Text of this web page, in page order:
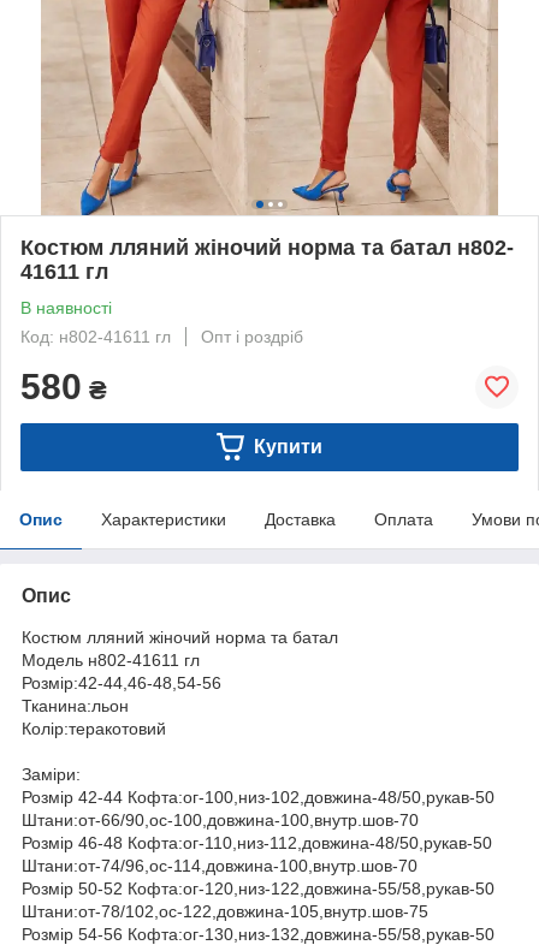
Костюм лляний жіночий норма та батал н802-
41611 гл
В наявності
Код: н802-41611 гл
Опт і роздріб
580 ₴
Купити
Опис Характеристики Доставка Оплата Умови
Опис
Костюм лляний жіночий норма та батал
Модель н802-41611 гл
Розмір:42-44,46-48,54-56
Тканина:льон
Колір:теракотовий
Заміри:
Розмір 42-44 Кофта:ог-100,низ-102,довжина-48/50,рукав-50
Штани:от-66/90,ос-100,довжина-100,внутр.шов-70
Розмір 46-48 Кофта:ог-110,низ-112,довжина-48/50,рукав-50
Штани:от-74/96,ос-114,довжина-100,внутр.шов-70
Розмір 50-52 Кофта:ог-120,низ-122,довжина-55/58,рукав-50
Штани:от-78/102,ос-122,довжина-105,внутр.шов-75
Розмір 54-56 Кофта:ог-130,низ-132,довжина-55/58,рукав-50